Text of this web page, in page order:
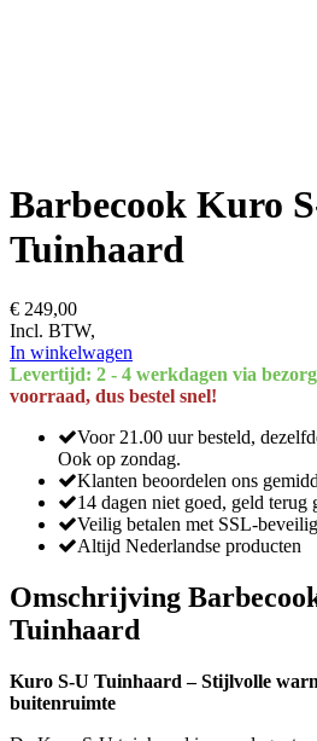
Barbecook Kuro
Tuinhaard
€ 249,00
Incl. BTW,
In winkelwagen
Levertijd: 2 - 4 werkdagen via
voorraad, dus bestel snel!
Voor 21.00 uur besteld,
Ook op zondag.
Klanten beoordelen ons
14 dagen niet goed, geld terug
Veilig betalen met SSL-
Altijd Nederlandse producten
Omschrijving
Tuinhaard
Kuro S-U Tuinhaard – Stijlvolle
buitenruimte